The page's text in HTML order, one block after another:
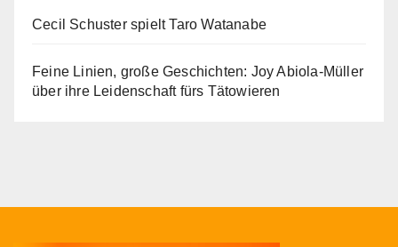
Cecil Schuster spielt Taro Watanabe
Feine Linien, große Geschichten: Joy Abiola-Müller
über ihre Leidenschaft fürs Tätowieren